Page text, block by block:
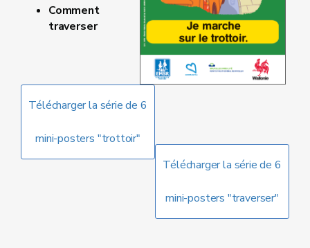
Comment
traverser
Télécharger la série de 6
mini-posters "trottoir"
Télécharger la série de 6
mini-posters "traverser"